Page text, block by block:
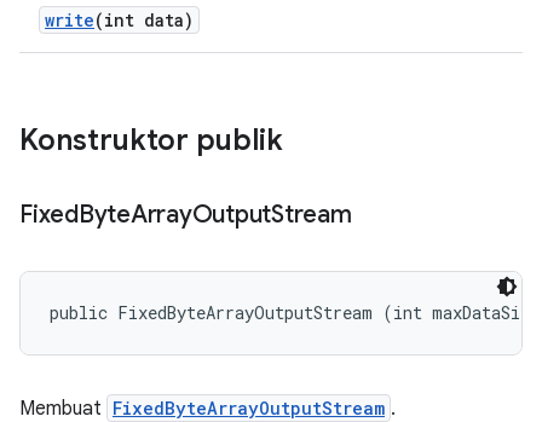
write(int data)
Konstruktor publik
FixedByteArrayOutputStream
public FixedByteArrayOutputStream (int
Membuat FixedByteArrayOutputStream .